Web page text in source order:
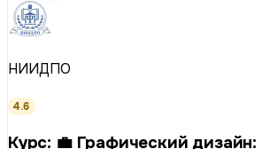
НИИДПО
4.6
Курс: 💼 Графический